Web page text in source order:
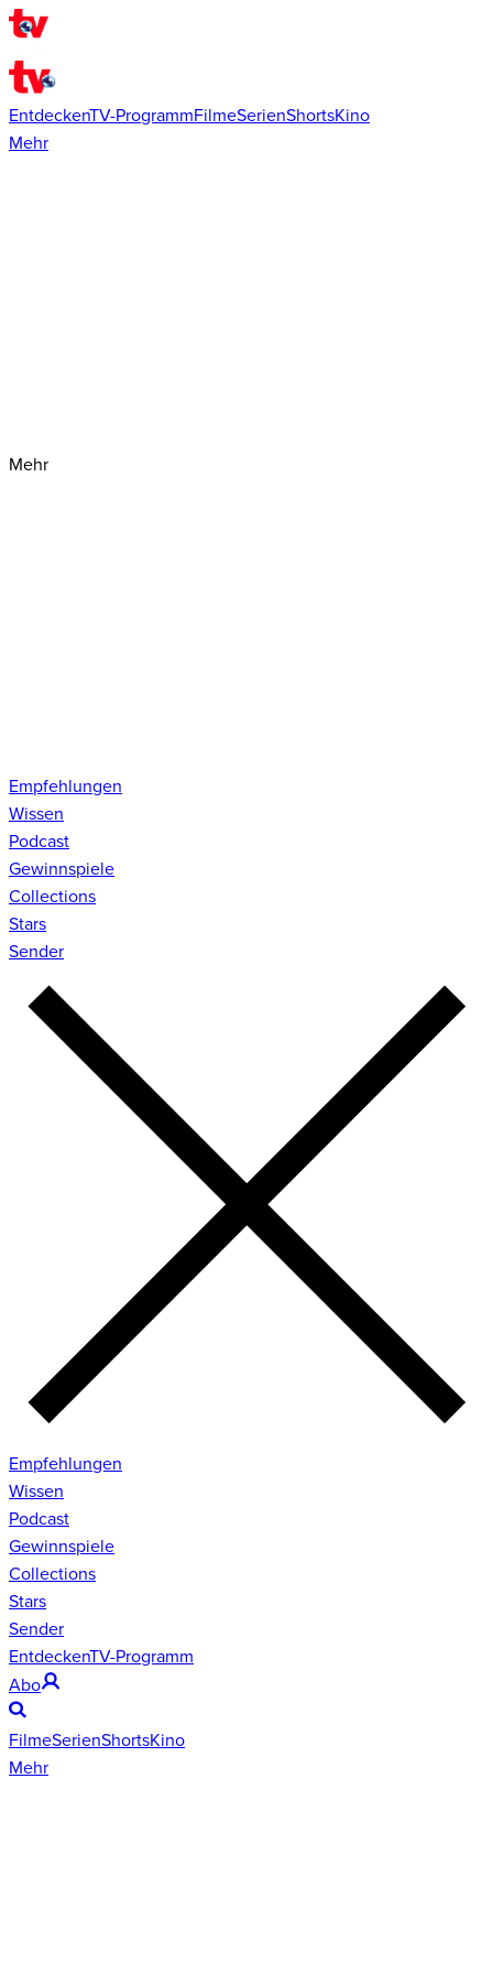
EntdeckenTV-ProgrammFilmeSerienShortsKino
Mehr
Mehr
Empfehlungen
Wissen
Podcast
Gewinnspiele
Collections
Stars
Sender
Empfehlungen
Wissen
Podcast
Gewinnspiele
Collections
Stars
Sender
EntdeckenTV-Programm
Abo
FilmeSerienShortsKino
Mehr